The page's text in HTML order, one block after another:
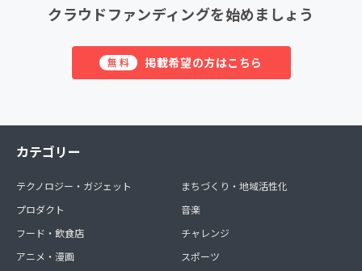
クラウドファンディングを始めましょう
無料 掲載希望の方はこちら
カテゴリー
テクノロジー・ガジェット
プロダクト
フード・飲食店
アニメ・漫画
まちづくり・地域活性化
音楽
チャレンジ
スポーツ